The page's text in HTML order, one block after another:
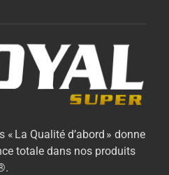
La Qualité d’abord » donne
totale dans nos produits